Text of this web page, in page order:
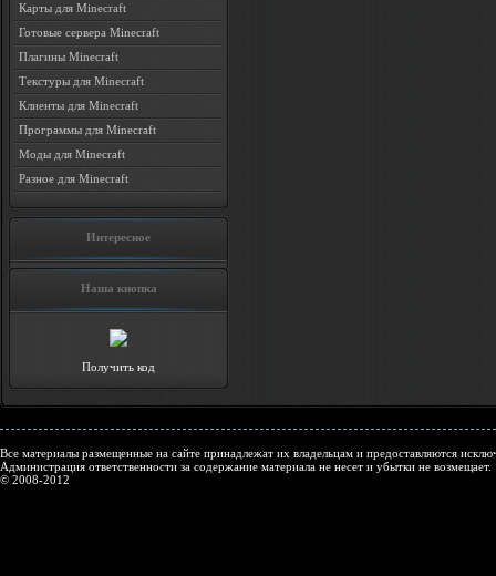
Карты для Minecraft
Готовые сервера Minecraft
Плагины Minecraft
Текстуры для Minecraft
Клиенты для Minecraft
Программы для Minecraft
Моды для Minecraft
Разное для Minecraft
Интересное
Наша кнопка
Получить код
Все материалы размещенные на сайте принадлежат их владельцам и предоставляются
Администрация ответственности за содержание материала не несет и убытки не возмещает.
© 2008-2012